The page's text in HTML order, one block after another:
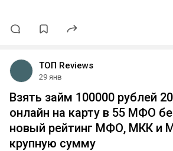
ТОП Reviews
29 янв
Взять займ 100000 рублей
онлайн на карту в 55 МФО
новый рейтинг МФО, МКК и
крупную сумму